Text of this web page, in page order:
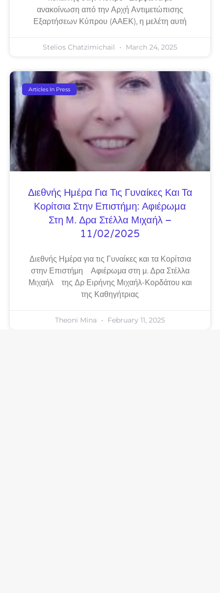
ανακοίνωση από την Αρχή Αντιμετώπισης
Εξαρτήσεων Κύπρου (ΑΑΕΚ), η μελέτη αυτή
Stelios Chatzimichail March 24, 2025
Articles In Press
Διεθνής Ημέρα Για Τις Γυναίκες Και Τα
Κορίτσια Στην Επιστήμη: Αφιέρωμα
Στη Μ. Δρα Στέλλα Μιχαήλ –
11/02/2025
Διεθνής Ημέρα για τις Γυναίκες και τα Κορίτσια
στην Επιστήμη Αφιέρωμα στη μ. Δρα Στέλλα
Μιχαήλ της Δρ Ειρήνης Μιχαήλ-Κορδάτου και
της Καθηγήτριας
Theoni Mina February 11, 2025